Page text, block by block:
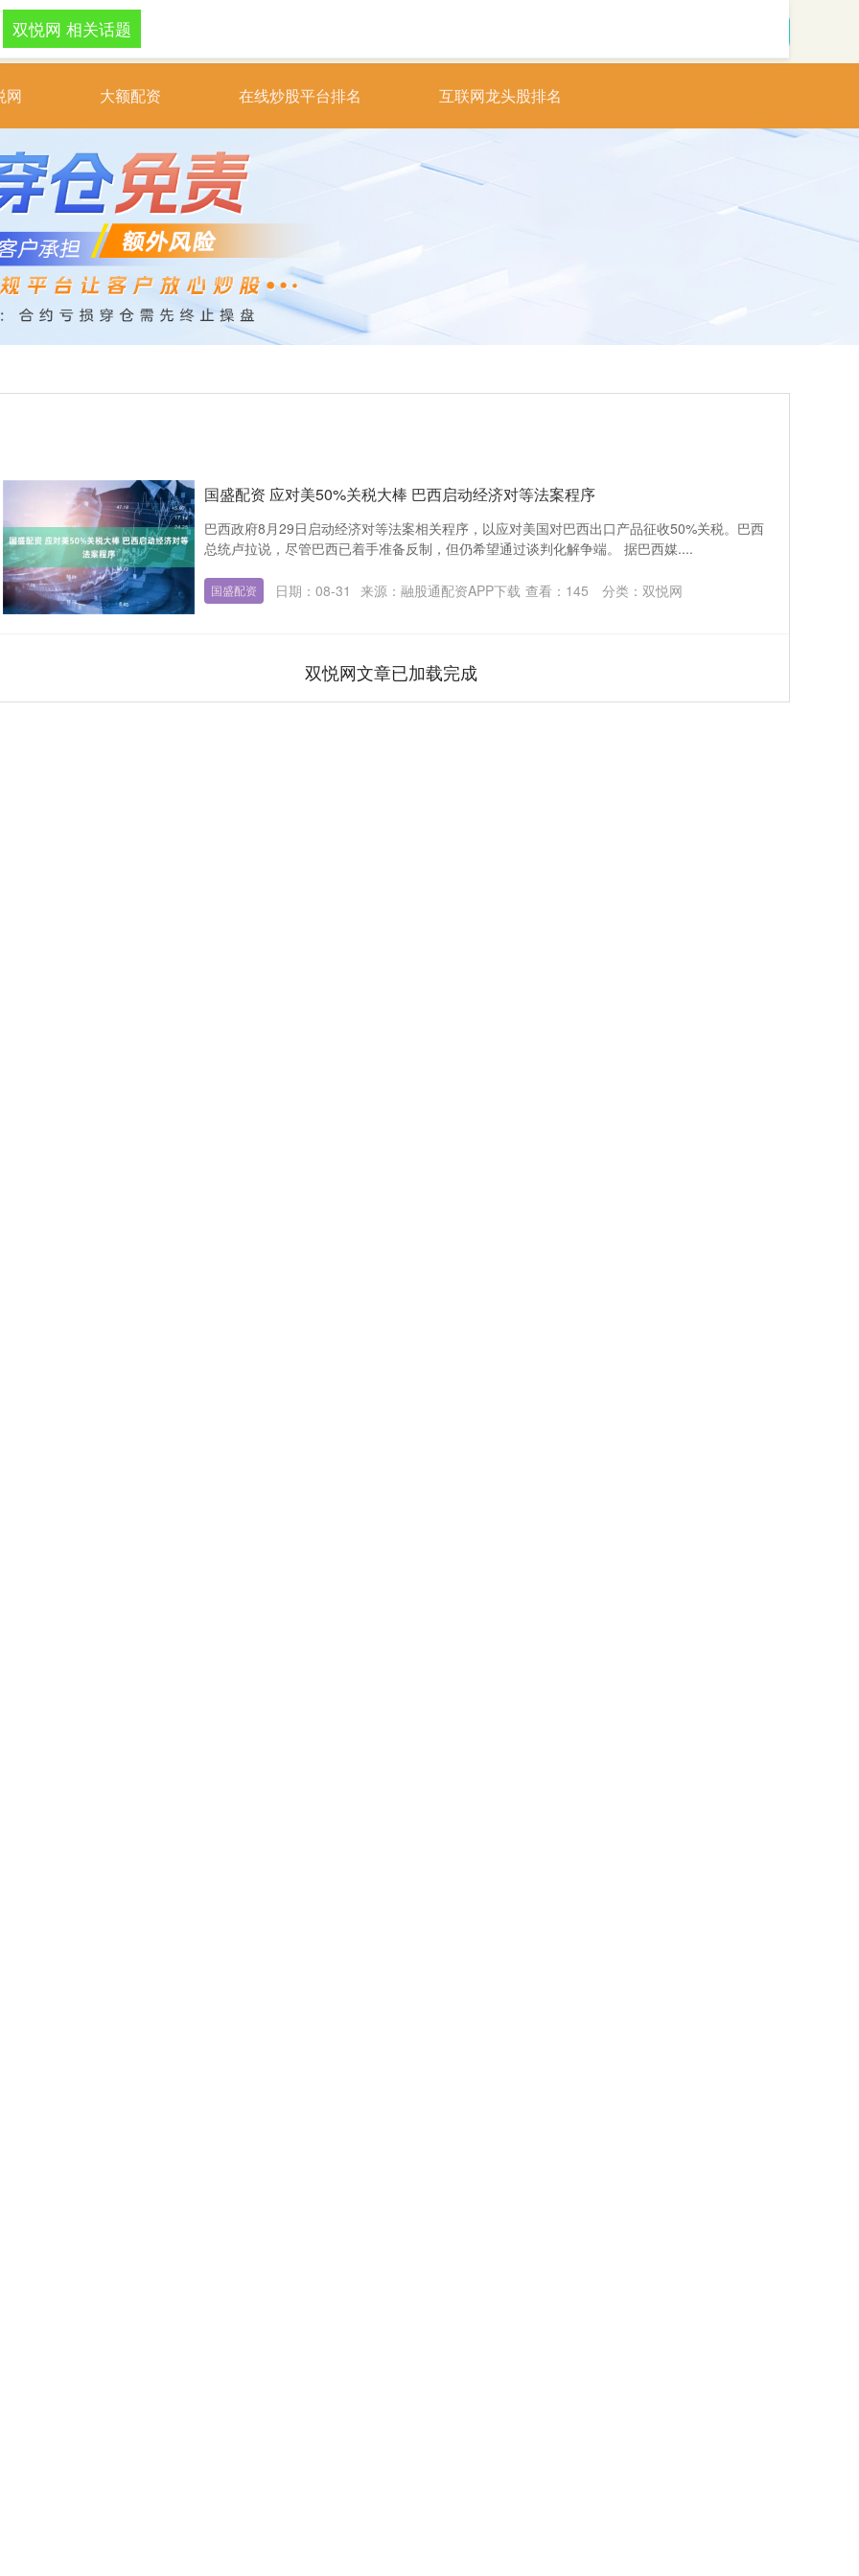
网 大额配资 在线炒股平台排名 互联网龙头股排名
双悦网 相关话题
国盛配资 应对美50%关税大棒 巴西启动经济对等法案程序
巴西政府8月29日启动经济对等法案相关程序，以应对美国对巴西出口产品征收50%关税。巴西
总统卢拉说，尽管巴西已着手准备反制，但仍希望通过谈判化解争端。 据巴西媒....
国盛配资 日期：08-31 来源：融股通配资APP下载 查看： 145 分类： 双悦网
双悦网文章已加载完成